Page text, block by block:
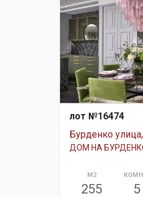
лот №16474
Бурденко
ДОМ НА
М2
255 5